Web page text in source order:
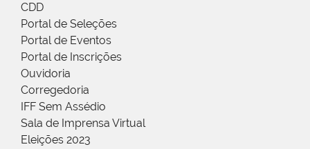
CDD
Portal de Seleções
Portal de Eventos
Portal de Inscrições
Ouvidoria
Corregedoria
IFF Sem Assédio
Sala de Imprensa Virtual
Eleições 2023